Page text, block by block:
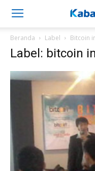
Beranda Label Bitcoin
Label: bitcoin